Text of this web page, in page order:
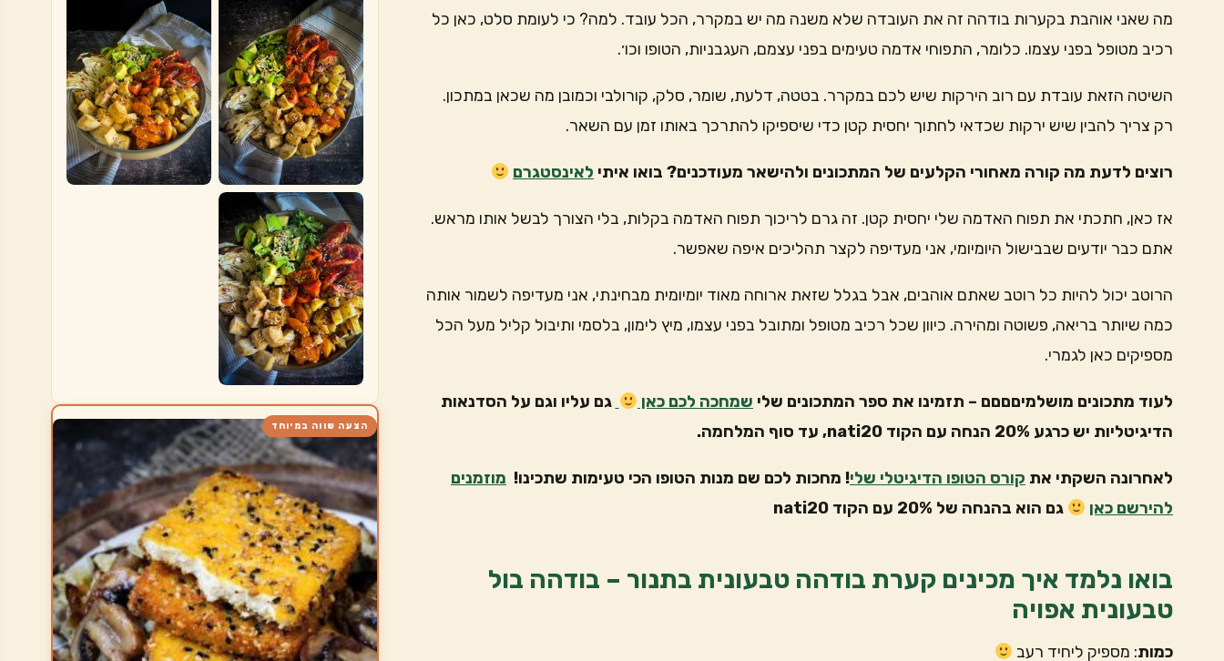
מה שאני אוהבת בקערות בודהה זה את העובדה שלא משנה מה יש במקרר, הכל עובד. למה? כי לעומת סלט, כאן כל
רכיב מטופל בפני עצמו. כלומר, התפוחי אדמה טעימים בפני עצמם, העגבניות, הטופו וכו׳.
השיטה הזאת עובדת עם רוב הירקות שיש לכם במקרר. בטטה, דלעת, שומר, סלק, קורולבי וכמובן מה שכאן במתכון.
רק צריך להבין שיש ירקות שכדאי לחתוך יחסית קטן כדי שיספיקו להתרכך באותו זמן עם השאר.
רוצים לדעת מה קורה מאחורי הקלעים של המתכונים ולהישאר מעודכנים? בואו איתי לאינסטגרם
אז כאן, חתכתי את תפוח האדמה שלי יחסית קטן. זה גרם לריכוך תפוח האדמה בקלות, בלי הצורך לבשל אותו מראש.
אתם כבר יודעים שבבישול היומיומי, אני מעדיפה לקצר תהליכים איפה שאפשר.
הרוטב יכול להיות כל רוטב שאתם אוהבים, אבל בגלל שזאת ארוחה מאוד יומיומית מבחינתי, אני מעדיפה לשמור אותה
כמה שיותר בריאה, פשוטה ומהירה. כיוון שכל רכיב מטופל ומתובל בפני עצמו, מיץ לימון, בלסמי ותיבול קליל מעל הכל
מספיקים כאן לגמרי.
לעוד מתכונים מושלמיםםםם – תזמינו את ספר המתכונים שלי שמחכה לכם כאן
גם עליו וגם על הסדנאות
הדיגיטליות יש כרגע 20% הנחה עם הקוד nati20, עד סוף המלחמה.
לאחרונה השקתי את קורס הטופו הדיגיטלי שלי! מחכות לכם שם מנות הטופו הכי טעימות שתכינו! מוזמנים
להירשם כאן
גם הוא בהנחה של 20% עם הקוד nati20
בואו נלמד איך מכינים קערת בודהה טבעונית בתנור – בודהה בול
טבעונית אפויה
כמות: מספיק ליחיד רעב
הצעה שווה במיוחד